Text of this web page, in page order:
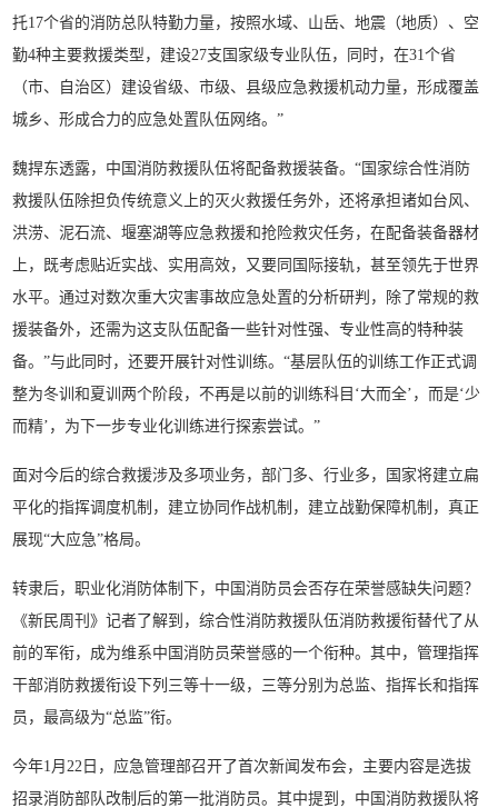
托17个省的消防总队特勤力量，按照水域、山岳、地震（地质）、空
勤4种主要救援类型，建设27支国家级专业队伍，同时，在31个省
（市、自治区）建设省级、市级、县级应急救援机动力量，形成覆盖
城乡、形成合力的应急处置队伍网络。”
魏捍东透露，中国消防救援队伍将配备救援装备。“国家综合性消防
救援队伍除担负传统意义上的灭火救援任务外，还将承担诸如台风、
洪涝、泥石流、堰塞湖等应急救援和抢险救灾任务，在配备装备器材
上，既考虑贴近实战、实用高效，又要同国际接轨，甚至领先于世界
水平。通过对数次重大灾害事故应急处置的分析研判，除了常规的救
援装备外，还需为这支队伍配备一些针对性强、专业性高的特种装
备。”与此同时，还要开展针对性训练。“基层队伍的训练工作正式调
整为冬训和夏训两个阶段，不再是以前的训练科目‘大而全’，而是‘少
而精’，为下一步专业化训练进行探索尝试。”
面对今后的综合救援涉及多项业务，部门多、行业多，国家将建立扁
平化的指挥调度机制，建立协同作战机制，建立战勤保障机制，真正
展现“大应急”格局。
转隶后，职业化消防体制下，中国消防员会否存在荣誉感缺失问题？
《新民周刊》记者了解到，综合性消防救援队伍消防救援衔替代了从
前的军衔，成为维系中国消防员荣誉感的一个衔种。其中，管理指挥
干部消防救援衔设下列三等十一级，三等分别为总监、指挥长和指挥
员，最高级为“总监”衔。
今年1月22日，应急管理部召开了首次新闻发布会，主要内容是选拔
招录消防部队改制后的第一批消防员。其中提到，中国消防救援队将